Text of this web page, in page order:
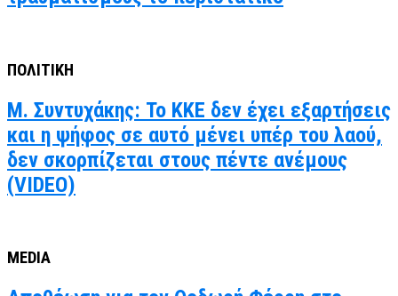
ΠΟΛΙΤΙΚΗ
Μ. Συντυχάκης: Το ΚΚΕ δεν έχει εξαρτήσεις
και η ψήφος σε αυτό μένει υπέρ του λαού,
δεν σκορπίζεται στους πέντε ανέμους
(VIDEO)
MEDIA